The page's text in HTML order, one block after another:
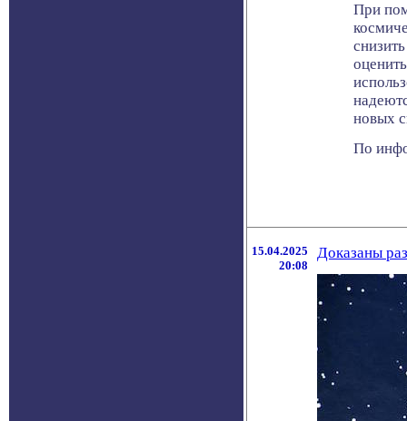
При
новых
По
15.04.2025
20:08
Доказаны